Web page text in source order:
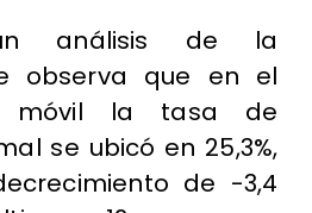
análisis de la
observa que en el
móvil la tasa de
se ubicó en 25,3%,
de -3,4